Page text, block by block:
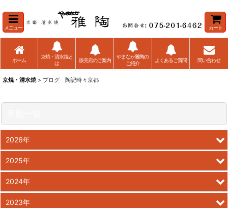
京焼・清水焼> ブログ 陶記時々京都
メニュー カート
ホーム
京焼・清水焼と
は
販売店のご案内
やまなか雅陶の
ご紹介
よくあるご質問 問い合わせ
2026年
2025年
2024年
2023年